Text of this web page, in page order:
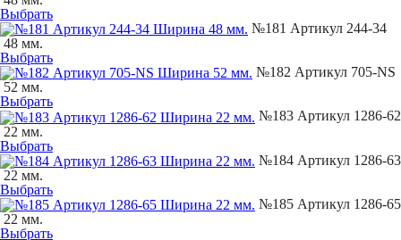
Выбрать
№181 Артикул 244-34
48 мм.
Выбрать
№182 Артикул 705-NS
52 мм.
Выбрать
№183 Артикул 1286-62
22 мм.
Выбрать
№184 Артикул 1286-63
22 мм.
Выбрать
№185 Артикул 1286-65
22 мм.
Выбрать